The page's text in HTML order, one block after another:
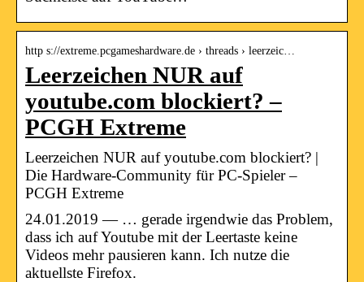
http s://extreme.pcgameshardware.de › threads › leerzeic…
Leerzeichen NUR auf
youtube.com blockiert? –
PCGH Extreme
Leerzeichen NUR auf youtube.com blockiert? |
Die Hardware-Community für PC-Spieler –
PCGH Extreme
24.01.2019 — … gerade irgendwie das Problem,
dass ich auf Youtube mit der Leertaste keine
Videos mehr pausieren kann. Ich nutze die
aktuellste Firefox.